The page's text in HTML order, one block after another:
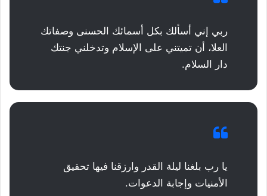
ربي إني أسألك بكل أسمائك الحسنى وصفاتك
العلا، أن تميتني على الإسلام وتدخلني جنتك
دار السلام.
يا رب بلغنا ليلة القدر وارزقنا فيها تحقيق
الأمنيات وإجابة الدعوات.